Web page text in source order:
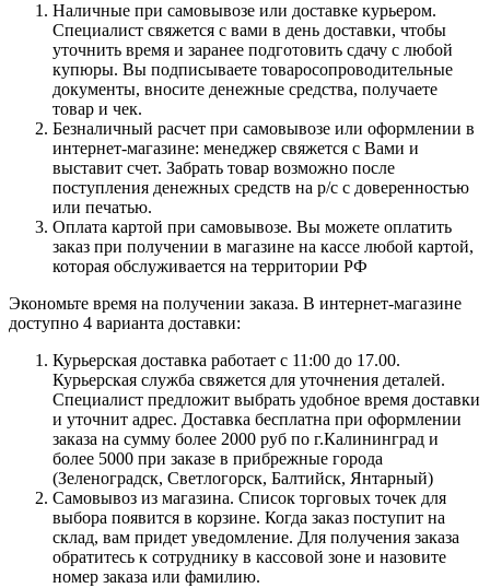
Наличные при самовывозе или доставке курьером.
Специалист свяжется с вами в день доставки, чтобы
уточнить время и заранее подготовить сдачу с любой
купюры. Вы подписываете товаросопроводительные
документы, вносите денежные средства, получаете
товар и чек.
Безналичный расчет при самовывозе или оформлении в
интернет-магазине: менеджер свяжется с Вами и
выставит счет. Забрать товар возможно после
поступления денежных средств на р/с с доверенностью
или печатью.
Оплата картой при самовывозе. Вы можете оплатить
заказ при получении в магазине на кассе любой картой,
которая обслуживается на территории РФ
Экономьте время на получении заказа. В интернет-магазине
доступно 4 варианта доставки:
Курьерская доставка работает с 11:00 до 17.00.
Курьерская служба свяжется для уточнения деталей.
Специалист предложит выбрать удобное время доставки
и уточнит адрес. Доставка бесплатна при оформлении
заказа на сумму более 2000 руб по г.Калининград и
более 5000 при заказе в прибрежные города
(Зеленоградск, Светлогорск, Балтийск, Янтарный)
Самовывоз из магазина. Список торговых точек для
выбора появится в корзине. Когда заказ поступит на
склад, вам придет уведомление. Для получения заказа
обратитесь к сотруднику в кассовой зоне и назовите
номер заказа или фамилию.